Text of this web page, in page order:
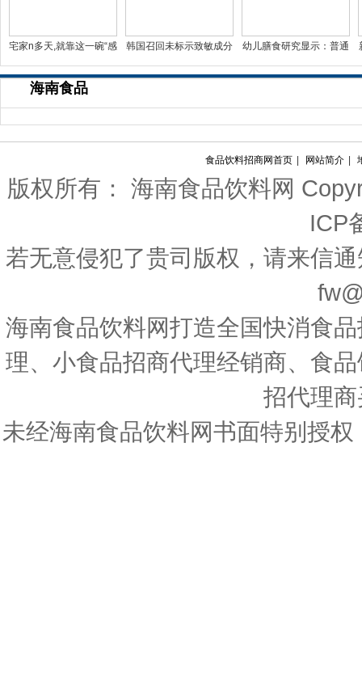
宅家n多天,就靠这一碗“感
韩国召回未标示致敏成分
幼儿膳食研究显示：普通
海南食品
食品饮料招商网首页 网站简介
版权所有： 海南食品饮料网
ICP
若无意侵犯了贵司版权，请来信
海南食品饮料网打造全国快消食
理、小食品招商代理经销商、食
招代理
未经海南食品饮料网书面特别授